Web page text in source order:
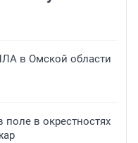
в Омской области
в окрестностях